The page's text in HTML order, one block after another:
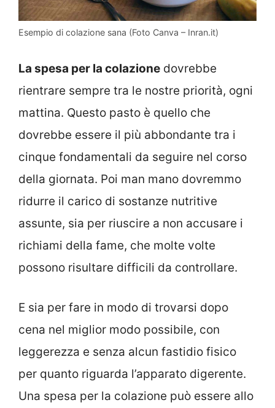
Esempio di colazione sana (Foto Canva – Inran.it)
La spesa per la colazione dovrebbe
rientrare sempre tra le nostre priorità, ogni
mattina. Questo pasto è quello che
dovrebbe essere il più abbondante tra i
cinque fondamentali da seguire nel corso
della giornata. Poi man mano dovremmo
ridurre il carico di sostanze nutritive
assunte, sia per riuscire a non accusare i
richiami della fame, che molte volte
possono risultare difficili da controllare.
E sia per fare in modo di trovarsi dopo
cena nel miglior modo possibile, con
leggerezza e senza alcun fastidio fisico
per quanto riguarda l’apparato digerente.
Una spesa per la colazione può essere allo